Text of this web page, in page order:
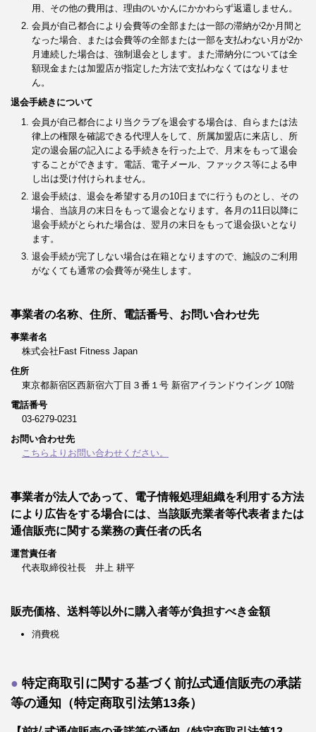
用、その他の費用は、理由のいかんにかかわらず返還しません。
会員が自己都合により会費等の全部または一部の滞納が2か月間と
なった場合、または会費等の全部または一部を支払わない月が2か
月連続した場合は、強制退会とします。また滞納分については全
額現金または加盟店が指定した方法で支払わなくてはなりませ
ん。
退会手続きについて
会員が自己都合により当クラブを退会する場合は、自らまたは法
律上の権限を確認できる代理人をして、所属加盟店に来店し、所
定の退会届の記入による手続きを行った上で、月末をもって退会
することができます。電話、電子メール、ファックス等による申
し出は受け付けられません。
退会手続は、退会を希望する月の10日までに行うものとし、その
場合、当該月の末日をもって退会となります。各月の11日以降に
退会手続がとられた場合は、翌月の末日をもって退会扱いとなり
ます。
退会手続が完了しない場合は在籍となりますので、施設のご利用
がなくても通常の会費等が発生します。
事業者の名称、住所、電話番号、お問い合わせ先
事業者名
株式会社Fast Fitness Japan
住所
東京都新宿区西新宿六丁目３番１号 新宿アイランドウイング 10階
電話番号
03-6279-0231
お問い合わせ先
こちらよりお問い合わせください。
事業者が法人であって、電子情報処理組織を利用する方法
により広告をする場合には、当該販売業者等代表者または
通信販売に関する業務の責任者の氏名
運営責任者
代表取締役社長 井上 耕平
販売価格、送料等以外に購入者等が負担すべき金額
消費税
特定商取引に関する基づく前払式通信販売の承諾
等の通知（特定商取引法第13条）